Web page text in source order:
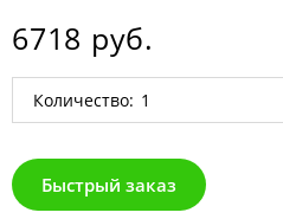
6718 руб.
Количество:
Быстрый заказ